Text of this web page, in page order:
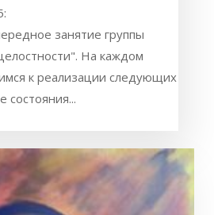
занятие группы
На каждом
к реализации следующих
состояния...